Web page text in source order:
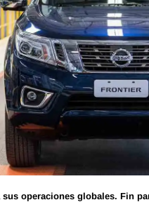
operaciones globales. Fin